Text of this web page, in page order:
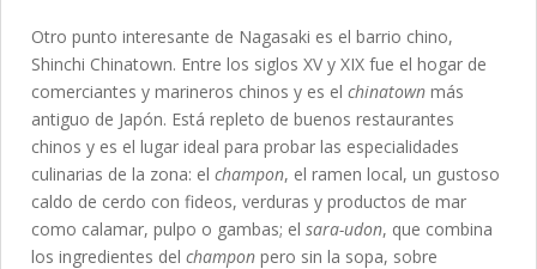
Otro punto interesante de Nagasaki es el barrio chino,
Shinchi Chinatown. Entre los siglos XV y XIX fue el hogar de
comerciantes y marineros chinos y es el chinatown más
antiguo de Japón. Está repleto de buenos restaurantes
chinos y es el lugar ideal para probar las especialidades
culinarias de la zona: el champon, el ramen local, un gustoso
caldo de cerdo con fideos, verduras y productos de mar
como calamar, pulpo o gambas; el sara-udon, que combina
los ingredientes del champon pero sin la sopa, sobre